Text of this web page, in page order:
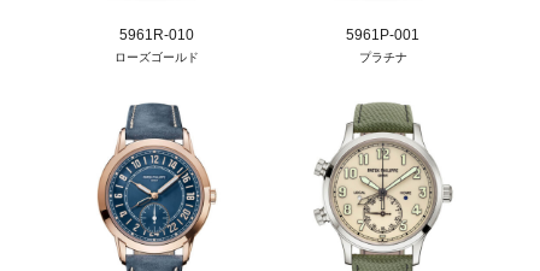
5961R-010
ローズゴールド
5961P-001
プラチナ